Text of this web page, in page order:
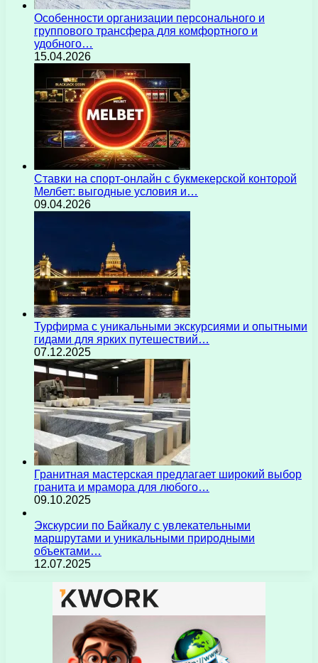
Особенности организации персонального и
группового трансфера для комфортного и
удобного…
15.04.2026
Ставки на спорт-онлайн с букмекерской конторой
Мелбет: выгодные условия и…
09.04.2026
Турфирма с уникальными экскурсиями и опытными
гидами для ярких путешествий…
07.12.2025
Гранитная мастерская предлагает широкий выбор
гранита и мрамора для любого…
09.10.2025
Экскурсии по Байкалу с увлекательными
маршрутами и уникальными природными
объектами…
12.07.2025